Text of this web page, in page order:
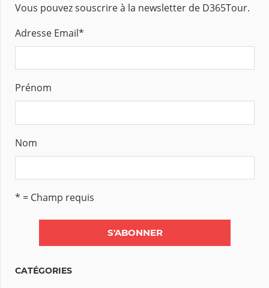
Vous pouvez souscrire à la newsletter de D365Tour.
Adresse Email*
Prénom
Nom
* = Champ requis
CATÉGORIES